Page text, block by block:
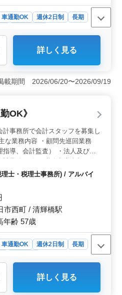
車通勤OK 週休2日制
長期
求人は福利厚生が充実して
ています。賞与は前年度実績
される点も魅力です。駐車場
希望する方にも便利です。
全週休2日制で年間休日は
日、祝日にしっかり休むこと
大切にすることが可能で
成長の機会＞ この職場で
申告書作成補助業務を通じ
スキルを身につけることが
JDL、Assas、弥生会計を使
ェアの操作スキルも習得で
詳しく見る
載期間 2026/06/20〜2026/09/19
OK》
計事務所で会計スタッフを募集し
な業務内容 ・顧問先巡回業務
指導、会計監査） ・法人及び個
相談業務 ※土日祝休み ※残業な
50歳以上も活躍している企業
お待ちしております。
士・税理士事務所) / アルバイ
市西町 / 清輝橋駅
年齢 57歳
車通勤OK 週休2日制
長期
務所
詳しく見る